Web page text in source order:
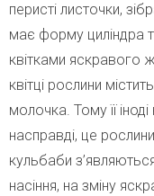
перисті листочки,
має форму циліндра
квітками яскравого
квітці рослини
молочка. Тому її
насправді, це
кульбаби
насіння, на зміну